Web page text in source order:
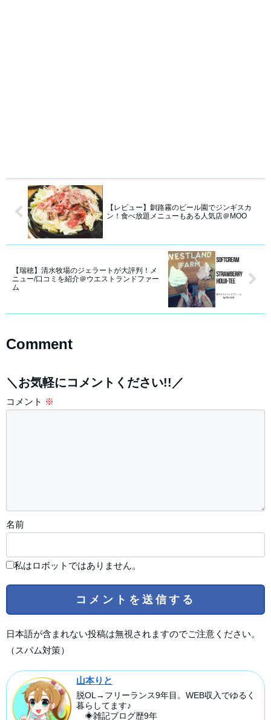
【レビュー】釧路霧のビール園でジンギスカ
ン！食べ放題メニューもある人気店＠MOO
【瑞穂】清水牧場のジェラートが大評判！メ
ニュー/口コミを紹介＠ウエストランドファー
ム
Comment
＼お気軽にコメントください!!／
コメント ※
名前
私はロボットではありません。
日本語が含まれない投稿は無視されますのでご注意ください。
（スパム対策）
山本りと
脱OL→フリーランス9年目。WEB収入でゆるく
暮らしてます♪
◈雑記ブログ歴9年